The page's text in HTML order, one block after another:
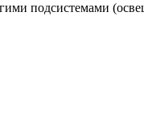
подсистемами